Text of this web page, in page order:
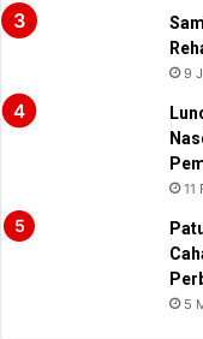
9
11
5